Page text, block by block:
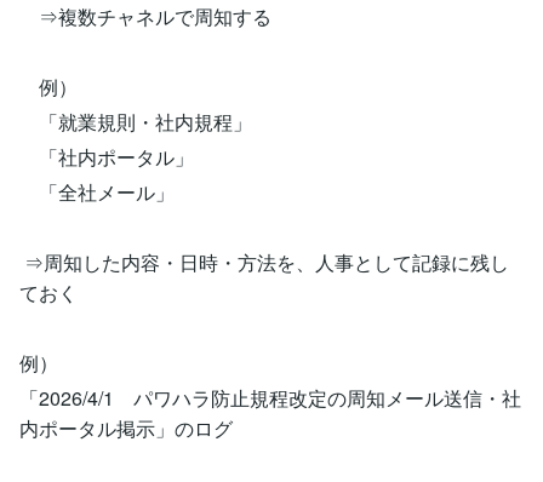
⇒複数チャネルで周知する
例）
「就業規則・社内規程」
「社内ポータル」
「全社メール」
⇒周知した内容・日時・方法を、人事として記録に残し
ておく
例）
「2026/4/1 パワハラ防止規程改定の周知メール送信・社
内ポータル掲示」のログ